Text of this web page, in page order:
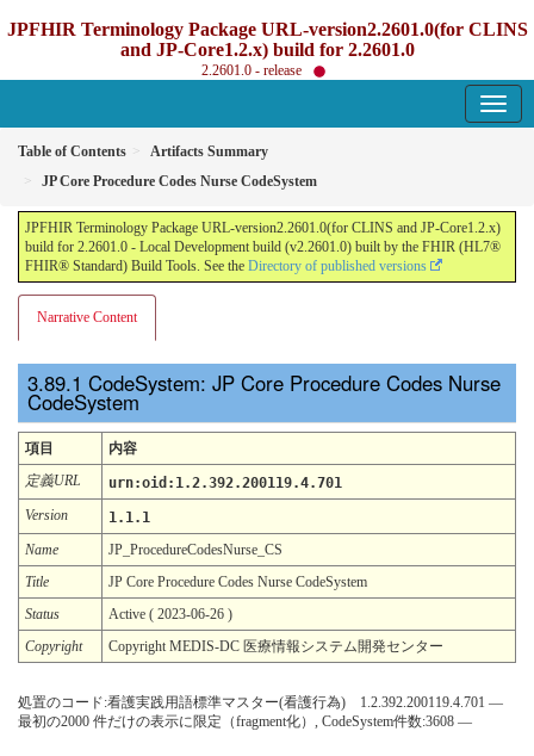
JPFHIR Terminology Package URL-version2.2601.0(for CLINS
and JP-Core1.2.x) build for 2.2601.0
2.2601.0 - release
Table of Contents
Artifacts Summary
JP Core Procedure Codes Nurse CodeSystem
JPFHIR Terminology Package URL-version2.2601.0(for CLINS and JP-Core1.2.x)
build for 2.2601.0 - Local Development build (v2.2601.0) built by the FHIR (HL7®
FHIR® Standard) Build Tools. See the Directory of published versions
Narrative Content
CodeSystem: JP Core Procedure Codes Nurse
CodeSystem
項目
内容
定義URL
urn:oid:1.2.392.200119.4.701
Version
1.1.1
Name
JP_ProcedureCodesNurse_CS
Title
JP Core Procedure Codes Nurse CodeSystem
Status
Active ( 2023-06-26 )
Copyright
Copyright MEDIS-DC 医療情報システム開発センター
処置のコード:看護実践用語標準マスター(看護行為) 1.2.392.200119.4.701 —
最初の2000 件だけの表示に限定（fragment化）, CodeSystem件数:3608 —